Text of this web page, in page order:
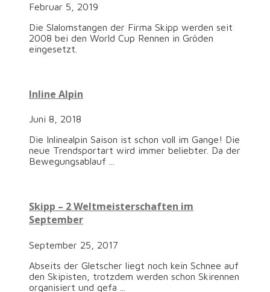
Februar 5, 2019
Die Slalomstangen der Firma Skipp werden seit
2008 bei den World Cup Rennen in Gröden
eingesetzt.
Inline Alpin
Juni 8, 2018
Die Inlinealpin Saison ist schon voll im Gange! Die
neue Trendsportart wird immer beliebter. Da der
Bewegungsablauf ...
Skipp – 2 Weltmeisterschaften im
September
September 25, 2017
Abseits der Gletscher liegt noch kein Schnee auf
den Skipisten, trotzdem werden schon Skirennen
organisiert und gefa ...